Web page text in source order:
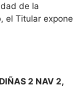
de la
el Titular expone
2 NAV 2,